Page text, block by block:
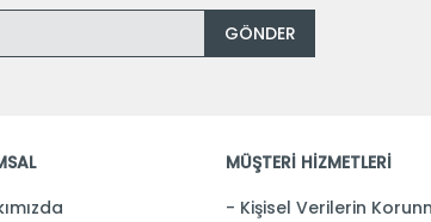
GÖNDER
MÜŞTERİ HİZMETLERİ
Kişisel Verilerin